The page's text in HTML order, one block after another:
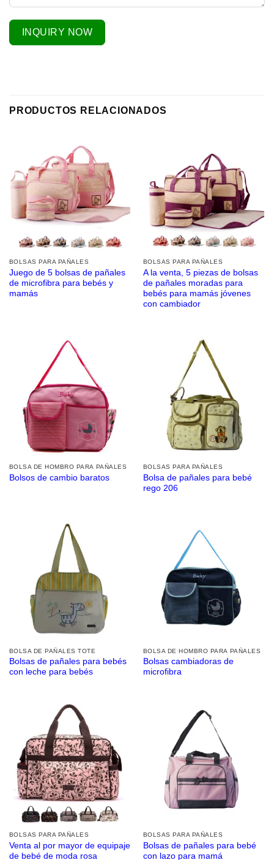
INQUIRY NOW
PRODUCTOS RELACIONADOS
BOLSAS PARA PAÑALES
Juego de 5 bolsas de pañales
de microfibra para bebés y
mamás
BOLSAS PARA PAÑALES
A la venta, 5 piezas de bolsas
de pañales moradas para
bebés para mamás jóvenes
con cambiador
BOLSA DE HOMBRO PARA PAÑALES
Bolsos de cambio baratos
BOLSAS PARA PAÑALES
Bolsa de pañales para bebé
rego 206
BOLSA DE PAÑALES TOTE
Bolsas de pañales para bebés
con leche para bebés
BOLSA DE HOMBRO PARA PAÑALES
Bolsas cambiadoras de
microfibra
BOLSAS PARA PAÑALES
Venta al por mayor de equipaje
de bebé de moda rosa
BOLSAS PARA PAÑALES
Bolsas de pañales para bebé
con lazo para mamá